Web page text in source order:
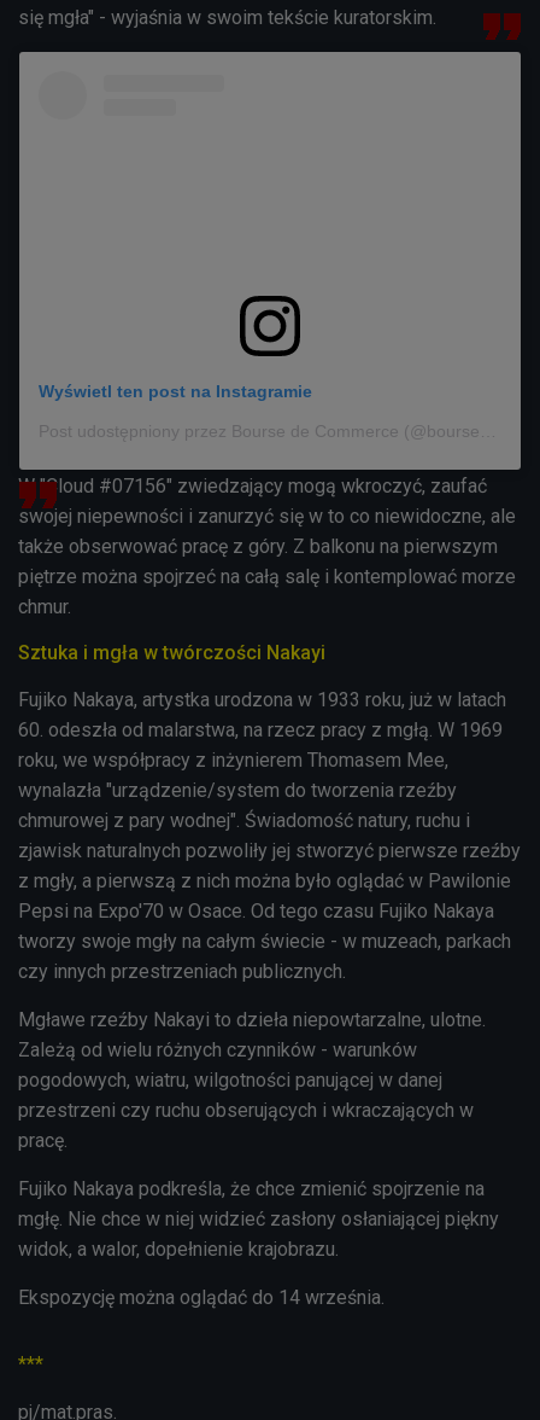
się mgła" - wyjaśnia w swoim tekście kuratorskim.
Wyświetl ten post na Instagramie
W "Cloud #07156" zwiedzający mogą wkroczyć, zaufać
swojej niepewności i zanurzyć się w to co niewidoczne, ale
także obserwować pracę z góry. Z balkonu na pierwszym
piętrze można spojrzeć na całą salę i kontemplować morze
chmur.
Sztuka i mgła w twórczości Nakayi
Fujiko Nakaya, artystka urodzona w 1933 roku, już w latach
60. odeszła od malarstwa, na rzecz pracy z mgłą. W 1969
roku, we współpracy z inżynierem Thomasem Mee,
wynalazła "urządzenie/system do tworzenia rzeźby
chmurowej z pary wodnej". Świadomość natury, ruchu i
zjawisk naturalnych pozwoliły jej stworzyć pierwsze rzeźby
z mgły, a pierwszą z nich można było oglądać w Pawilonie
Pepsi na Expo'70 w Osace. Od tego czasu Fujiko Nakaya
tworzy swoje mgły na całym świecie - w muzeach, parkach
czy innych przestrzeniach publicznych.
Mgławe rzeźby Nakayi to dzieła niepowtarzalne, ulotne.
Zależą od wielu różnych czynników - warunków
pogodowych, wiatru, wilgotności panującej w danej
przestrzeni czy ruchu obserujących i wkraczających w
pracę.
Fujiko Nakaya podkreśla, że chce zmienić spojrzenie na
mgłę. Nie chce w niej widzieć zasłony osłaniającej piękny
widok, a walor, dopełnienie krajobrazu.
Ekspozycję można oglądać do 14 września.
***
pj/mat.pras.